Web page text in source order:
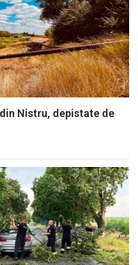
Nistru, depistate de